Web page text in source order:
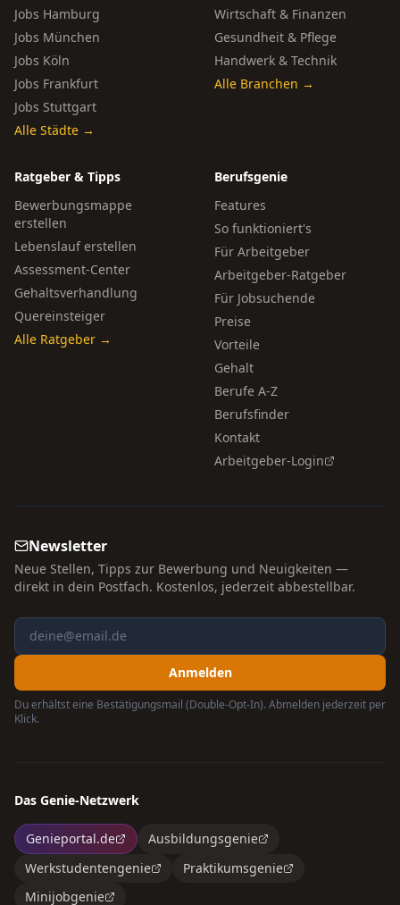
Jobs Hamburg
Jobs München
Jobs Köln
Jobs Frankfurt
Jobs Stuttgart
Alle Städte →
Wirtschaft & Finanzen
Gesundheit & Pflege
Handwerk & Technik
Alle Branchen →
Ratgeber & Tipps
Bewerbungsmappe
erstellen
Lebenslauf erstellen
Assessment-Center
Gehaltsverhandlung
Quereinsteiger
Alle Ratgeber →
Berufsgenie
Features
So funktioniert's
Für Arbeitgeber
Arbeitgeber-Ratgeber
Für Jobsuchende
Preise
Vorteile
Gehalt
Berufe A-Z
Berufsfinder
Kontakt
Arbeitgeber-Login
Newsletter
Neue Stellen, Tipps zur Bewerbung und Neuigkeiten —
direkt in dein Postfach. Kostenlos, jederzeit abbestellbar.
Anmelden
Du erhältst eine Bestätigungsmail (Double-Opt-In). Abmelden jederzeit per
Klick.
Das Genie-Netzwerk
Genieportal.de
Ausbildungsgenie
Werkstudentengenie
Praktikumsgenie
Minijobgenie